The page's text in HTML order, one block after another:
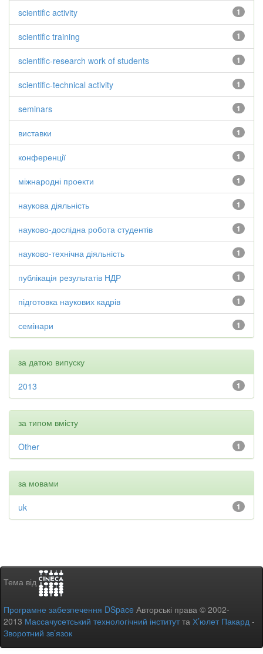
1
scientific activity
1
scientific training
1
scientific-research work of students
1
scientific-technical activity
1
seminars
1
виставки
1
конференції
1
міжнародні проекти
1
наукова діяльність
1
науково-дослідна робота студентів
1
науково-технічна діяльність
1
публікація результатів НДР
1
підготовка наукових кадрів
1
семінари
за датою випуску
1
2013
за типом вмісту
1
Other
за мовами
1
uk
Тема від
Програмне забезпечення DSpace Авторські права © 2002-
2013 Массачусетський технологічний інститутта Х’юлет Пакард -
Зворотний зв’язок